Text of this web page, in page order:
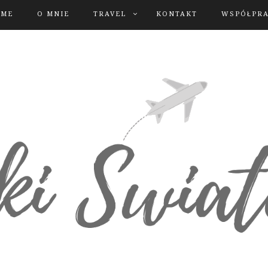
O MNIE TRAVEL KONTAKT